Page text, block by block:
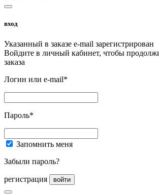
вход
Указанный в заказе e-mail зарегистрирован
Войдите в личный кабинет, чтобы
заказа
Логин или e-mail*
Пароль*
Запомнить меня
Забыли пароль?
регистрация войти